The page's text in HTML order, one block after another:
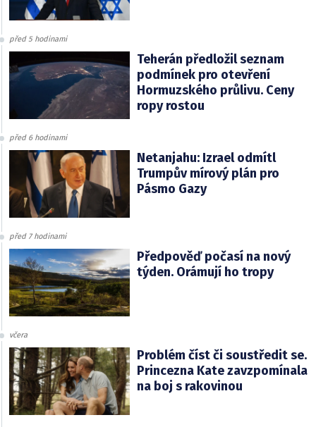
před 5 hodinami
Teherán předložil seznam
podmínek pro otevření
Hormuzského průlivu. Ceny
ropy rostou
před 6 hodinami
Netanjahu: Izrael odmítl
Trumpův mírový plán pro
Pásmo Gazy
před 7 hodinami
Předpověď počasí na nový
týden. Orámují ho tropy
včera
Problém číst či soustředit se.
Princezna Kate zavzpomínala
na boj s rakovinou